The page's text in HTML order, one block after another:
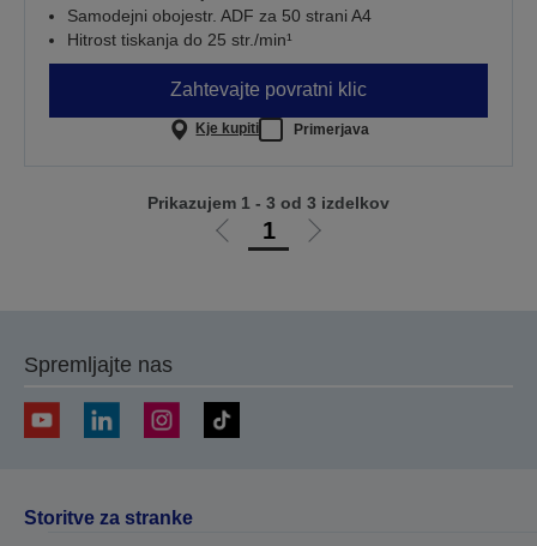
Samodejni obojestr. ADF za 50 strani A4
Hitrost tiskanja do 25 str./min¹
Zahtevajte povratni klic
Kje kupiti Primerjava
Pojdi1
Pojdi
Prikazujem 1 - 3 od 3 izdelkov
Spremljajte nas
Storitve za stranke